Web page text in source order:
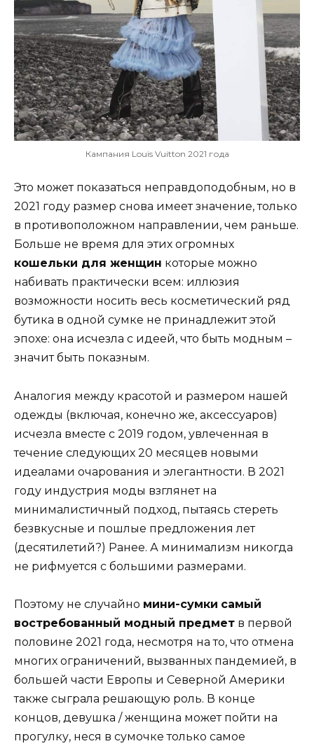
Кампания Louis Vuitton 2021 года
Это может показаться неправдоподобным, но в
2021 году размер снова имеет значение, только
в противоположном направлении, чем раньше.
Больше не время для этих огромных
кошельки для женщин которые можно
набивать практически всем: иллюзия
возможности носить весь косметический ряд
бутика в одной сумке не принадлежит этой
эпохе: она исчезла с идеей, что быть модным –
значит быть показным.
Аналогия между красотой и размером нашей
одежды (включая, конечно же, аксессуаров)
исчезла вместе с 2019 годом, увлеченная в
течение следующих 20 месяцев новыми
идеалами очарования и элегантности. В 2021
году индустрия моды взглянет на
минималистичный подход, пытаясь стереть
безвкусные и пошлые предложения лет
(десятилетий?) Ранее. А минимализм никогда
не рифмуется с большими размерами.
Поэтому не случайно мини-сумки самый
востребованный модный предмет в первой
половине 2021 года, несмотря на то, что отмена
многих ограничений, вызванных пандемией, в
большей части Европы и Северной Америки
также сыграла решающую роль. В конце
концов, девушка / женщина может пойти на
прогулку, неся в сумочке только самое